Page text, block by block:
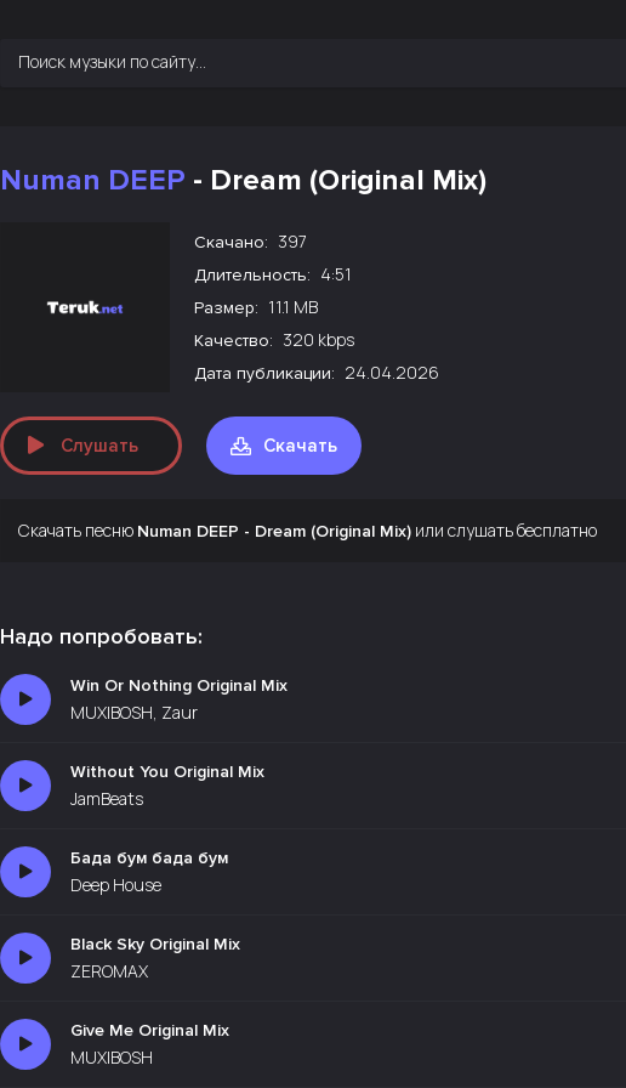
Numan DEEP - Dream (Original Mix)
Скачано: 397
Длительность: 4:51
Размер: 11.1 MB
Качество: 320 kbps
Дата публикации: 24.04.2026
Слушать Скачать
Скачать песню Numan DEEP - Dream (Original Mix) или слушать бесплатно
Надо попробовать:
Win Or Nothing Original Mix
MUXIBOSH, Zaur
Without You Original Mix
JamBeats
Бада бум бада бум
Deep House
Black Sky Original Mix
ZEROMAX
Give Me Original Mix
MUXIBOSH